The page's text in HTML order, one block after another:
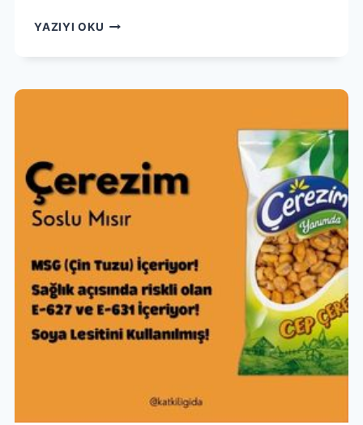
YAZIYI OKU FILIZ
TAHIN
|